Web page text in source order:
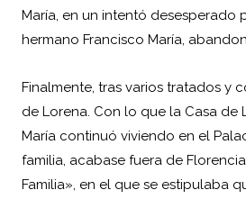
María, en un intentó
hermano Francisco María,
Finalmente, tras varios tratados y
de Lorena. Con lo que la Casa
María continuó viviendo en el
familia, acabase fuera de
Familia», en el que se estipulaba